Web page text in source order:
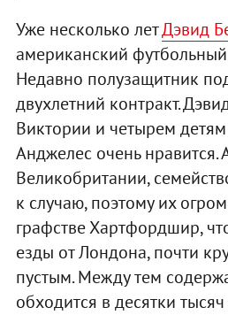
Уже несколько летДэвид
американский футбольный
Недавно полузащитник
двухлетний контракт.
Виктории и четырем
Анджелес очень нравится.
Великобритании,
к случаю, поэтому их
графстве Хартфордшир,
езды от Лондона, почти
пустым. Между тем
обходится в десятки